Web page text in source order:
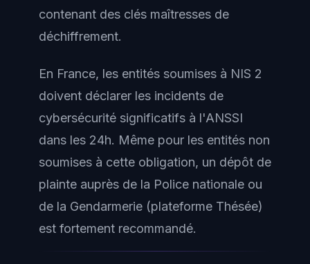
contenant des clés maîtresses de
déchiffrement.
En France, les entités soumises à NIS 2
doivent déclarer les incidents de
cybersécurité significatifs à l'ANSSI
dans les 24h. Même pour les entités non
soumises à cette obligation, un dépôt de
plainte auprès de la Police nationale ou
de la Gendarmerie (plateforme Thésée)
est fortement recommandé.